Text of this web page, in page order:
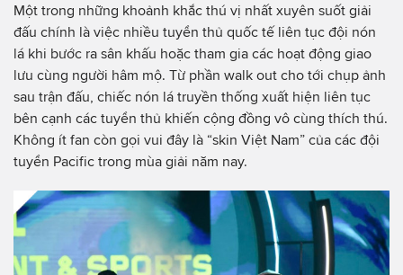
Một trong những khoảnh khắc thú vị nhất xuyên suốt giải
đấu chính là việc nhiều tuyển thủ quốc tế liên tục đội nón
lá khi bước ra sân khấu hoặc tham gia các hoạt động giao
lưu cùng người hâm mộ. Từ phần walk out cho tới chụp ảnh
sau trận đấu, chiếc nón lá truyền thống xuất hiện liên tục
bên cạnh các tuyển thủ khiến cộng đồng vô cùng thích thú.
Không ít fan còn gọi vui đây là “skin Việt Nam” của các đội
tuyển Pacific trong mùa giải năm nay.